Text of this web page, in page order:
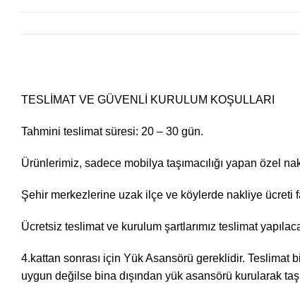
TESLİMAT VE GÜVENLİ KURULUM KOŞULLARI
Tahmini teslimat süresi: 20 – 30 gün.
Ürünlerimiz, sadece mobilya taşımacılığı yapan özel
Şehir merkezlerine uzak ilçe ve köylerde nakliye ücreti
Ücretsiz teslimat ve kurulum şartlarımız teslimat
4.kattan sonrası için Yük Asansörü gereklidir. Teslimat
uygun değilse bina dışından yük asansörü kurularak